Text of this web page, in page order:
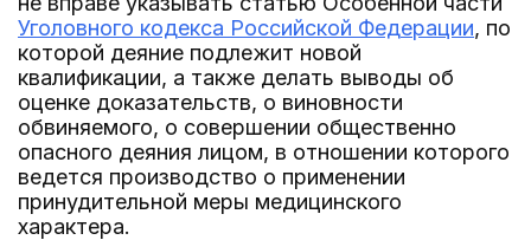
Уголовного кодекса Российской Федерации, по
которой деяние подлежит новой
квалификации, а также делать выводы об
оценке доказательств, о виновности
обвиняемого, о совершении общественно
опасного деяния лицом, в отношении которого
ведется производство о применении
принудительной меры медицинского
характера.